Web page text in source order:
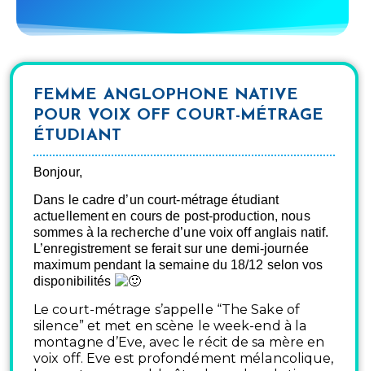
FEMME ANGLOPHONE NATIVE
POUR VOIX OFF COURT-MÉTRAGE
ÉTUDIANT
Bonjour,
Dans le cadre d’un court-métrage étudiant
actuellement en cours de post-production, nous
sommes à la recherche d’une voix off anglais natif.
L’enregistrement se ferait sur une demi-journée
maximum pendant la semaine du 18/12 selon vos
disponibilités
Le court-métrage s’appelle “The Sake of
silence” et met en scène le week-end à la
montagne d’Eve, avec le récit de sa mère en
voix off. Eve est profondément mélancolique,